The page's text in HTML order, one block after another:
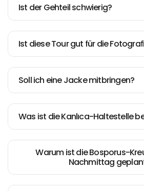
Ist der Gehteil schwierig?
Ist diese Tour gut für die
Soll ich eine Jacke mitbringen?
Was ist die Kanlıca-Haltestelle
Warum ist die Bosporus-
Nachmittag